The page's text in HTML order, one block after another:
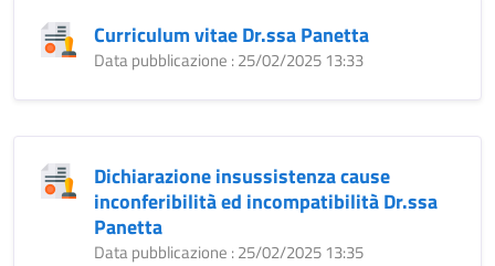
Curriculum vitae Dr.ssa Panetta
Data pubblicazione : 25/02/2025 13:33
Dichiarazione insussistenza cause
inconferibilità ed incompatibilità Dr.ssa
Panetta
Data pubblicazione : 25/02/2025 13:35